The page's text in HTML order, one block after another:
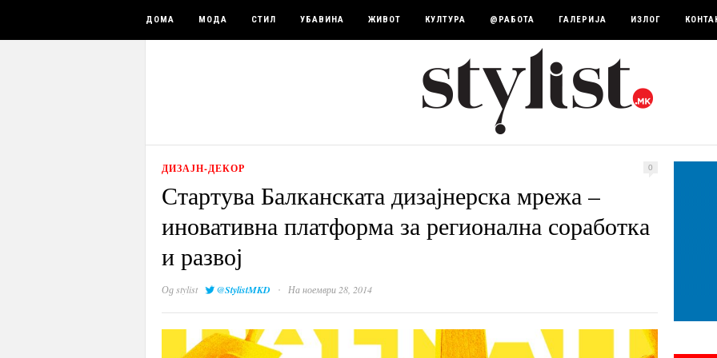
ДОМА МОДА СТИЛ УБАВИНА ЖИВОТ КУЛТУРА @РАБОТА ГАЛЕРИЈА ИЗЛОГ
ДИЗАЈН-ДЕКОР 0
Стартува Балканската дизајнерска мрежа –
иновативна платформа за регионална соработка
и развој
Одstylist @StylistMKD · На ноември 28, 2014